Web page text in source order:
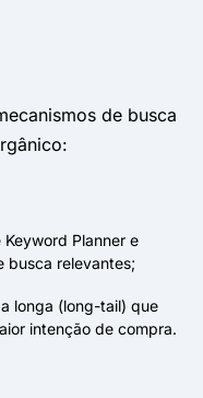
de busca
Planner e
busca relevantes;
longa (long-tail) que
intenção de compra.